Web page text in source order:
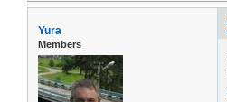
Yura
Members